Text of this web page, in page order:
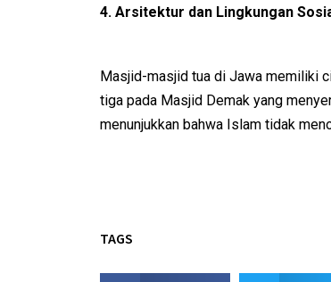
4. Arsitektur dan Lingkungan
Masjid-masjid tua di Jawa memiliki
tiga pada Masjid Demak yang
menunjukkan bahwa Islam tidak
TAGS